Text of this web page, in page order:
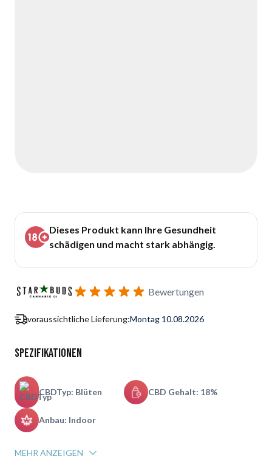
Dieses Produkt kann Ihre Gesundheit
schädigen und macht stark abhängig.
Bewertungen
voraussichtliche Lieferung:Montag 10.08.2026
Spezifikationen
CBDTyp: Blüten CBD Gehalt: 18%
Anbau: Indoor
MEHR ANZEIGEN